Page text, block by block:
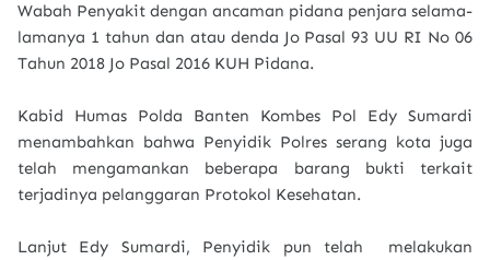
Wabah Penyakit dengan ancaman pidana penjara selama-
lamanya 1 tahun dan atau denda Jo Pasal 93 UU RI No 06
Tahun 2018 Jo Pasal 2016 KUH Pidana.
Kabid Humas Polda Banten Kombes Pol Edy Sumardi
menambahkan bahwa Penyidik Polres serang kota juga
telah mengamankan beberapa barang bukti terkait
terjadinya pelanggaran Protokol Kesehatan.
Lanjut Edy Sumardi, Penyidik pun telah melakukan